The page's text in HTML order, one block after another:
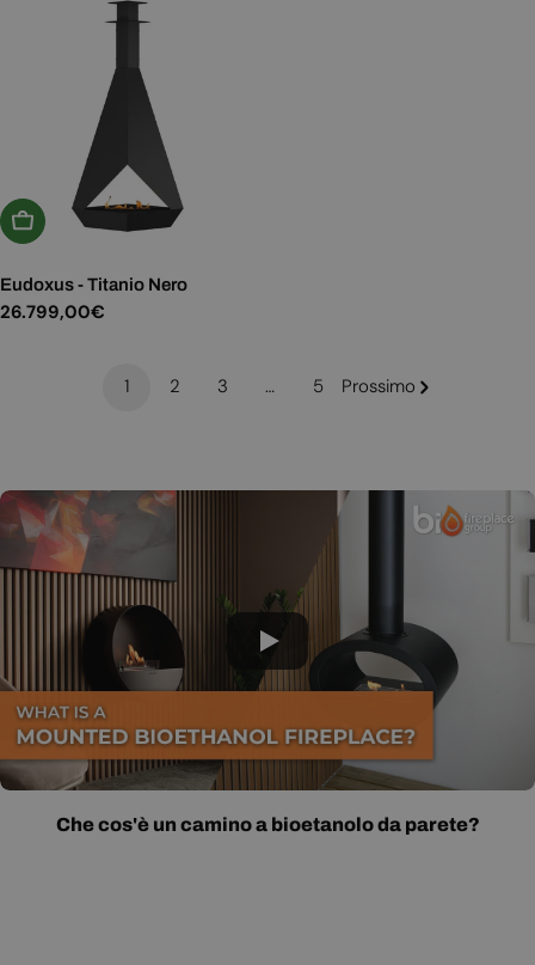
Aggiungi Al Carrello
Eudoxus - Titanio Nero
Prezzo
26.799,00€
1 2 3 … 5 Prossimo
Che cos'è un camino a bioetanolo da parete?